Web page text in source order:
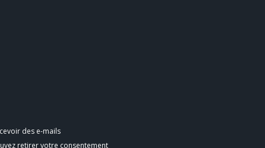
des e-mails
retirer votre consentement